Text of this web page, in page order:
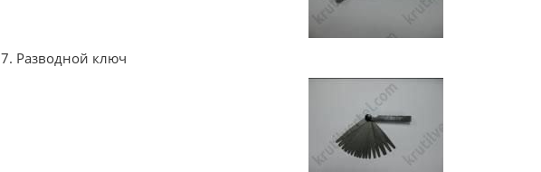
7. Разводной ключ